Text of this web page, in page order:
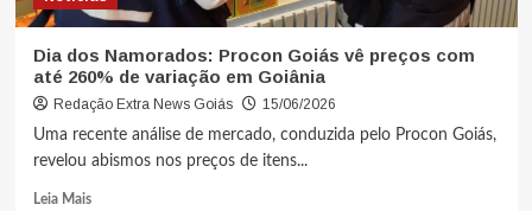
Dia dos Namorados: Procon Goiás vê preços com
até 260% de variação em Goiânia
Redação Extra News Goiás
15/06/2026
Uma recente análise de mercado, conduzida pelo Procon Goiás,
revelou abismos nos preços de itens...
Leia Mais